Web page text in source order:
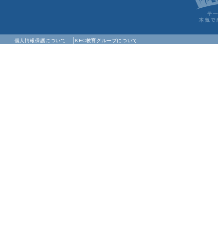
個人情報保護について KEC教育グループについて